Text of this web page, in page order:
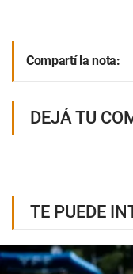
Compartí la nota:
DEJÁ TU
TE PUEDE